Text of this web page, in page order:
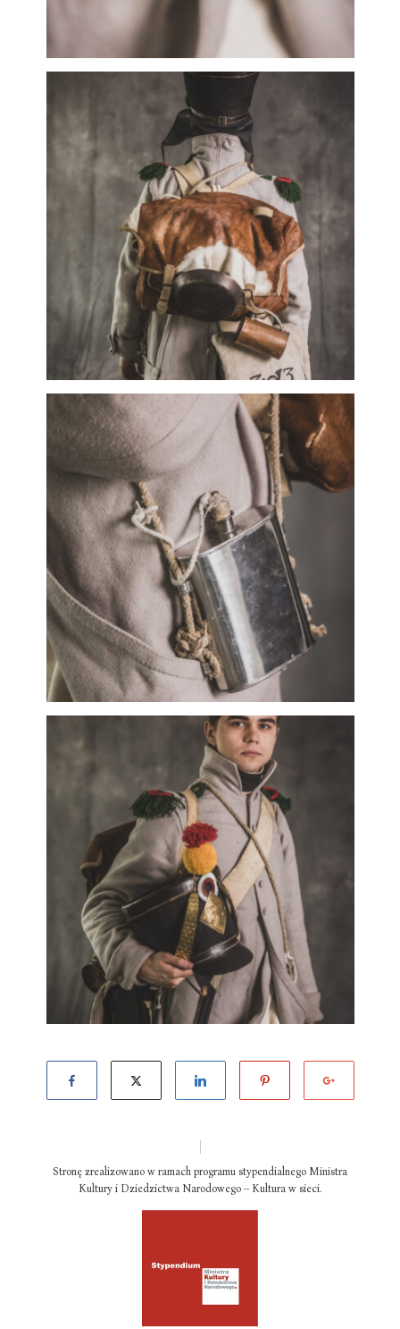
Stronę zrealizowano w ramach programu stypendialnego Ministra
Kultury i Dziedzictwa Narodowego – Kultura w sieci.